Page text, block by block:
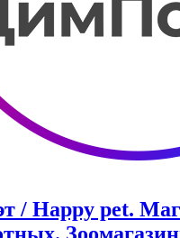
/ Happy pet.